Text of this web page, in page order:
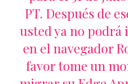
PT. Después de
usted ya no podrá
en el navegador
favor tome un